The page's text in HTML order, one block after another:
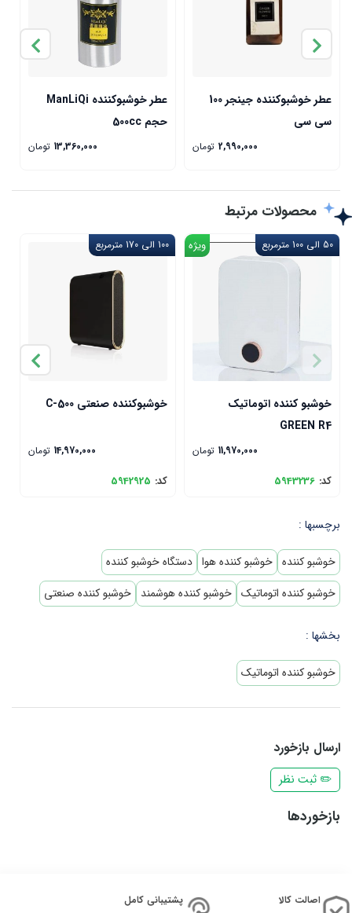
عطر خوشبوکننده جینجر 100
سی سی
2,990,000 تومان
عطر خوشبوکننده ManLiQi
حجم 500cc
13,360,000 تومان
محصولات مرتبط
50 الی 100 مترمربع ویژه
خوشبو کننده اتوماتیک
GREEN R4
11,970,000 تومان
کد: 5943236
100 الی 170 مترمربع
خوشبوکننده صنعتی C-500
14,970,000 تومان
کد: 5942925
برچسبها :
خوشبو کننده خوشبو کننده هوا دستگاه خوشبو کننده
خوشبو کننده اتوماتیک خوشبو کننده هوشمند خوشبو کننده صنعتی
بخشها :
خوشبو کننده اتوماتیک
ارسال بازخورد
✏️ ثبت نظر
بازخوردها
اصالت کالا
پشتیبانی کامل